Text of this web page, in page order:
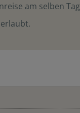
am selben